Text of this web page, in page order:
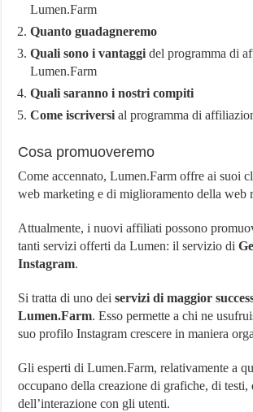
Lumen.Farm
Quanto guadagneremo
Quali sono i vantaggidel programma di
Lumen.Farm
Quali saranno i nostri compiti
Come iscriversial programma di
Cosa promuoveremo
Come accennato, Lumen.Farm offre ai suoi
web marketing e di miglioramento della web
Attualmente, i nuovi affiliati possono
tanti servizi offerti da Lumen: il servizio di
Instagram.
Si tratta di uno deiservizi di maggior
Lumen.Farm. Esso permette a chi ne
suo profilo Instagram crescere in maniera
Gli esperti di Lumen.Farm, relativamente a
occupano della creazione di grafiche, di testi,
dell’interazione con gli utenti.